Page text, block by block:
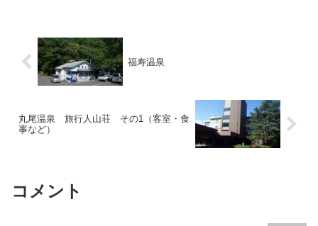
福寿温泉
丸尾温泉 旅行人山荘 その1（客室・食
事など）
コメント